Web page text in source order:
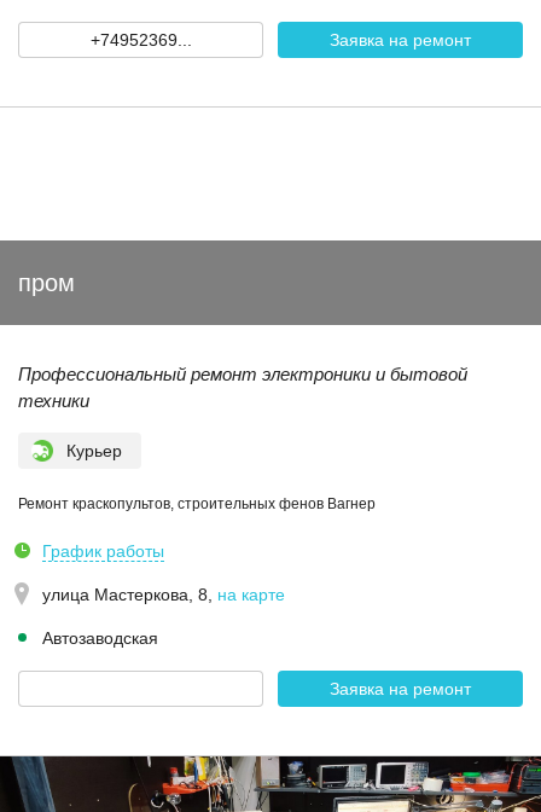
+74952369... Заявка на ремонт
пром
Профессиональный ремонт электроники и бытовой
техники
Курьер
Ремонт краскопультов, строительных фенов Вагнер
График работы
улица Мастеркова, 8 на карте
Автозаводская
Заявка на ремонт